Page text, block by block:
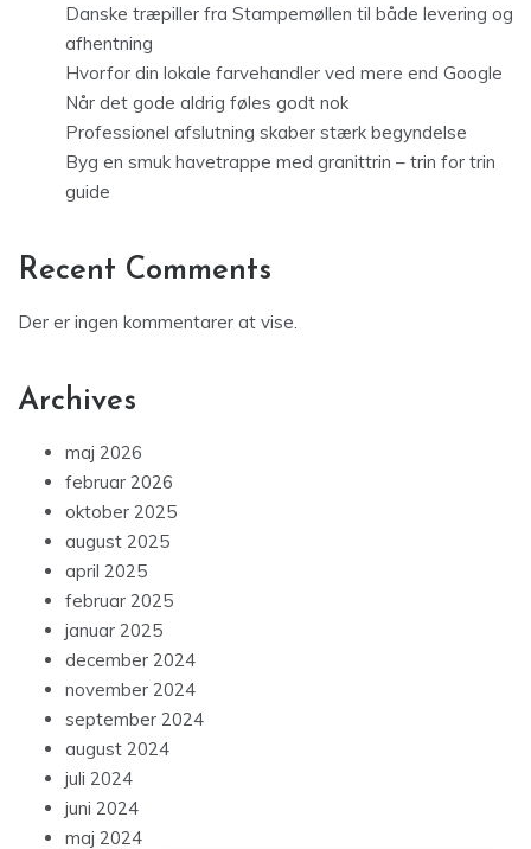
Danske træpiller fra Stampemøllen til både levering og
afhentning
Hvorfor din lokale farvehandler ved mere end Google
Når det gode aldrig føles godt nok
Professionel afslutning skaber stærk begyndelse
Byg en smuk havetrappe med granittrin – trin for trin
guide
Recent Comments
Der er ingen kommentarer at vise.
Archives
maj 2026
februar 2026
oktober 2025
august 2025
april 2025
februar 2025
januar 2025
december 2024
november 2024
september 2024
august 2024
juli 2024
juni 2024
maj 2024